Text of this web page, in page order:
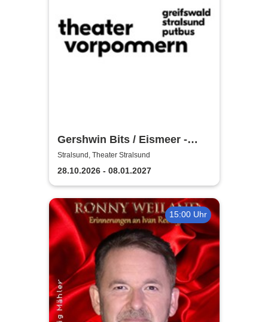
Gershwin Bits / Eismeer -
Theater Vorpommern
Stralsund, Theater Stralsund
28.10.2026 - 08.01.2027
15:00 Uhr